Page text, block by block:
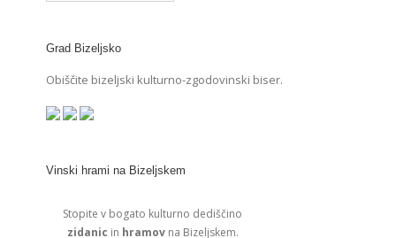
Grad Bizeljsko
Obiščite bizeljski kulturno-zgodovinski biser.
Vinski hrami na Bizeljskem
Stopite v bogato kulturno dediščino
zidanic in hramovna Bizeljskem.